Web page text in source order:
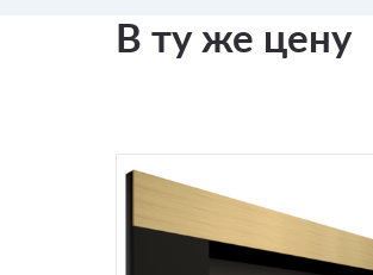
В ту же цену